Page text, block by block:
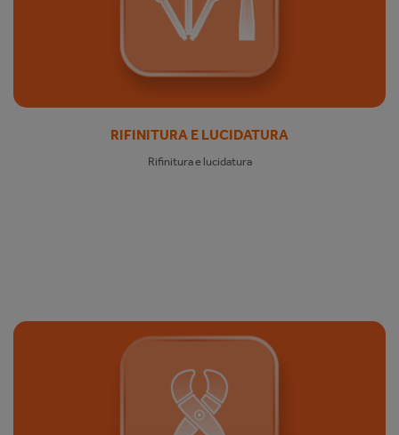
RIFINITURA E LUCIDATURA
Rifinitura e lucidatura